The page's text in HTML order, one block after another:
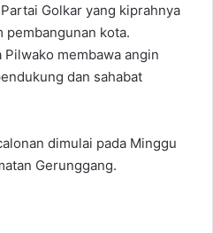
Golkar yang kiprahnya
pembangunan kota.
membawa angin
dan sahabat
dimulai pada Minggu
Gerunggang.